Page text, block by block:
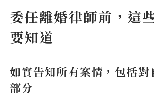
委任離婚律師前，這
要知道
如實告知所有案情，包括對
部分